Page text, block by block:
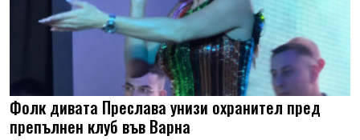
Фолк дивата Преслава унизи охранител пред
препълнен клуб във Варна